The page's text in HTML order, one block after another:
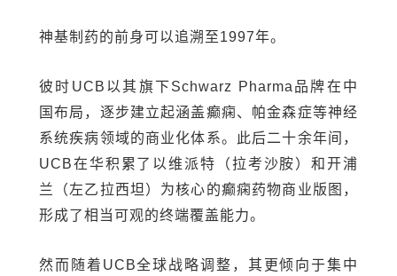
神基制药的前身可以追溯至1997年。
彼时UCB以其旗下Schwarz Pharma品牌在中
国布局，逐步建立起涵盖癫痫、帕金森症等神经
系统疾病领域的商业化体系。此后二十余年间，
UCB在华积累了以维派特（拉考沙胺）和开浦
兰（左乙拉西坦）为核心的癫痫药物商业版图，
形成了相当可观的终端覆盖能力。
然而随着UCB全球战略调整，其更倾向于集中